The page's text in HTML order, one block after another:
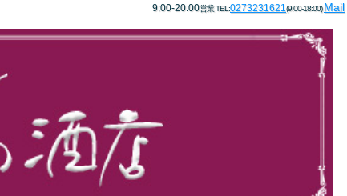
9:00-20:00営業 TEL:0273231621(9:00-18:00)Mail